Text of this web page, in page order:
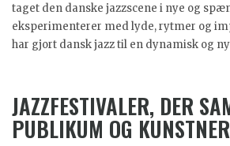
taget den danske jazzscene i nye og
eksperimenterer med lyde, rytmer og
har gjort dansk jazz til en dynamisk og
JAZZFESTIVALER, DER
PUBLIKUM OG